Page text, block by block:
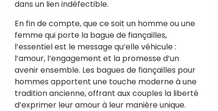
dans un lien indéfectible.
En fin de compte, que ce soit un homme ou une
femme qui porte la bague de fiançailles,
l’essentiel est le message qu’elle véhicule :
l’amour, l’engagement et la promesse d’un
avenir ensemble. Les bagues de fiançailles pour
hommes apportent une touche moderne à une
tradition ancienne, offrant aux couples la liberté
d’exprimer leur amour à leur manière unique.